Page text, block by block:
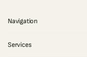
Navigation
Services